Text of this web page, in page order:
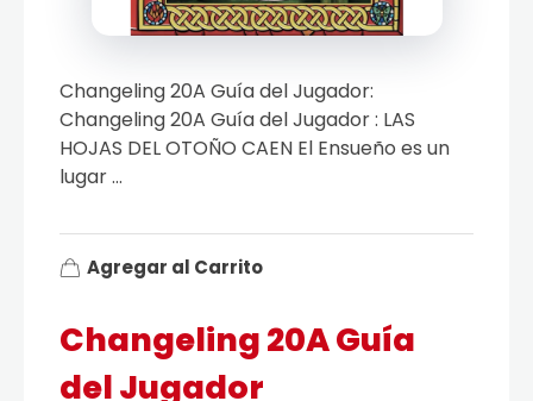
Changeling 20A Guía
del Jugador
Changeling 20A Guía del Jugador:
Changeling 20A Guía del Jugador : LAS
HOJAS DEL OTOÑO CAEN El Ensueño es un
lugar ...
Agregar al Carrito